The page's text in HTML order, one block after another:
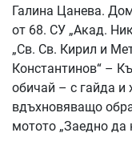
Галина Цанева.
от 68. СУ „Акад.
„Св. Св. Кирил и
Константинов“ –
обичай – с гайда и
вдъхновяващо
мотото „Заедно да